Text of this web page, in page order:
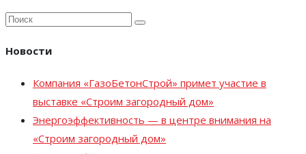
Новости
Компания «ГазоБетонСтрой» примет участие в
выставке «Строим загородный дом»
Энергоэффективность — в центре внимания на
«Строим загородный дом»